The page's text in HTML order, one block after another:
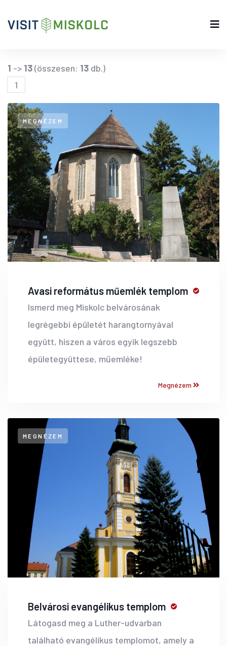
1 -> 13(összesen: 13 db.)
1
MEGNÉZEM
Avasi református műemlék templom
Ismerd meg Miskolc belvárosának
legrégebbi épületét harangtornyával
együtt, hiszen a város egyik legszebb
épületegyüttese, műemléke!
Megnézem
MEGNÉZEM
Belvárosi evangélikus templom
Látogasd meg a Luther-udvarban
található evangélikus templomot, amely a